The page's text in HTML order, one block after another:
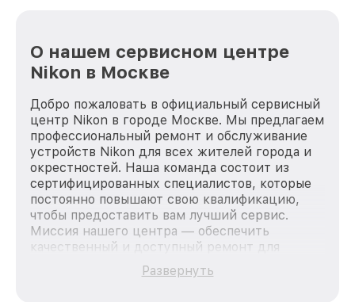
О нашем сервисном центре
Nikon в Москве
Добро пожаловать в официальный сервисный
центр Nikon в городе Москве. Мы предлагаем
профессиональный ремонт и обслуживание
устройств Nikon для всех жителей города и
окрестностей. Наша команда состоит из
сертифицированных специалистов, которые
постоянно повышают свою квалификацию,
чтобы предоставить вам лучший сервис.
Миссия нашего центра — обеспечить
качественный и доступный ремонт для
каждого пользователя продукции Nikon, вне
зависимости от сложности поломки. Мы
Развернуть